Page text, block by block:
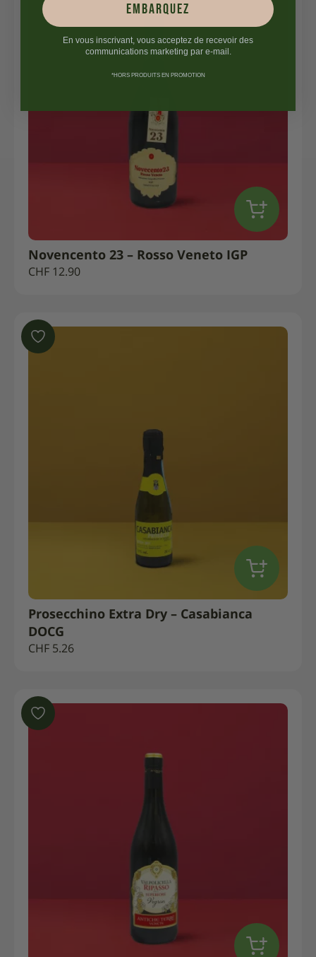
Novencento 23 – Rosso Veneto IGP
CHF 12.90
Prosecchino Extra Dry – Casabianca
DOCG
CHF 5.26
embarquez
En vous inscrivant, vous acceptez de recevoir des
communications marketing par e-mail.
*HORS PRODUITS EN PROMOTION